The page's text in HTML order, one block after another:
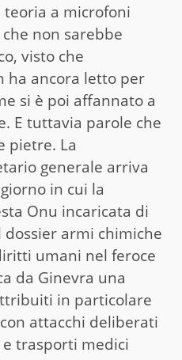
a microfoni
non sarebbe
visto che
ha ancora letto per
si è poi affannato a
E tuttavia parole che
pietre. La
generale arriva
in cui la
Onu incaricata di
dossier armi chimiche
umani nel feroce
da Ginevra una
in particolare
attacchi deliberati
trasporti medici